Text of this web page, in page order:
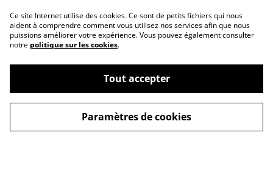
Politique de
confidentialité
Politique de cookies
Ce site Internet utilise des cookies. Ce sont de petits fichiers qui nous
aident à comprendre comment vous utilisez nos services afin que nous
puissions améliorer votre expérience. Vous pouvez également consulter
notre politique sur les cookies.
Tout accepter
Paramètres de cookies